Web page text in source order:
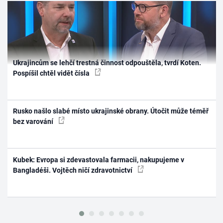
Ukrajincům se lehčí trestná činnost odpouštěla, tvrdí Koten.
Pospíšil chtěl vidět čísla
Rusko našlo slabé místo ukrajinské obrany. Útočit může téměř
bez varování
Kubek: Evropa si zdevastovala farmacii, nakupujeme v
Bangladéši. Vojtěch ničí zdravotnictví